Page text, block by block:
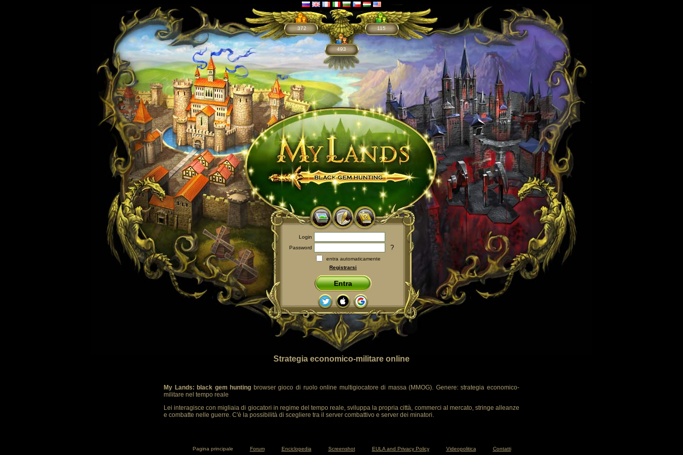
372
493
115
Login
Password
?
entra automaticamente
Registrarsi
Entra
Strategia economico-militare online
My Lands: black gem hunting browser gioco di ruolo online multigiocatore di massa (MMOG). Genere: strategia economico-
militare nel tempo reale
Lei interagisce con migliaia di giocatori in regime del tempo reale, sviluppa la propria città, commerci al mercato, stringe alleanze
e combatte nelle guerre. C'è la possibilità di scegliere tra il server combattivo e server dei minatori.
Pagina principale Forum Enciclopedia Screenshot EULA and Privacy Policy Videopolitica Contatti